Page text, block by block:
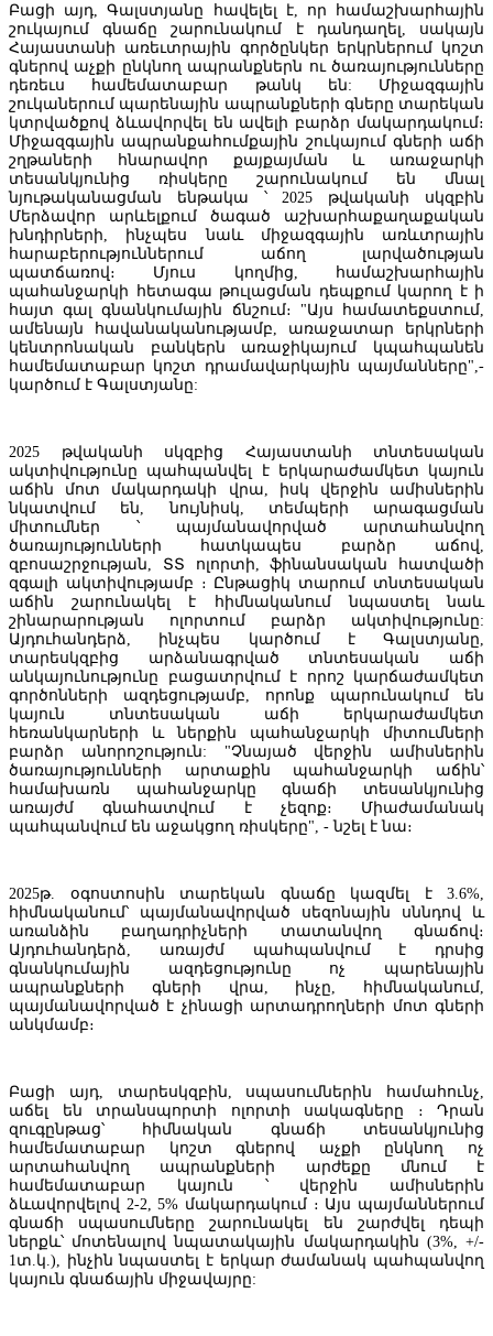
Մալթայում գործող Random Systems International LLC ընկերությունը
կկարգավորի խաղատների գործունեությունը Հայաստանում
Հայաստանում ճանապարհաշինարարության ծրագրի
իրականացումը շարունակելու համար կհատկացվի 19.6 միլիարդ
IDBank-ը ներկայացնում է նոր Mastercard World քարտը՝
ճանապարհորդական առավելություններով և հատուկ արշավով
Կոնվերս Բանկը և Visa-ն ընդլայնում են ռազմավարական
Բացի այդ, Գալստյանը հավելել է, որ համաշխարհային
շուկայում գնաճը շարունակում է դանդաղել, սակայն
Հայաստանի առեւտրային գործընկեր երկրներում կոշտ
գներով աչքի ընկնող ապրանքներն ու ծառայությունները
դեռեւս համեմատաբար թանկ են: Միջազգային
շուկաներում պարենային ապրանքների գները տարեկան
կտրվածքով ձևավորվել են ավելի բարձր մակարդակում։
Միջազգային ապրանքահումքային շուկայում գների աճի
շղթաների հնարավոր քայքայման և առաջարկի
տեսանկյունից ռիսկերը շարունակում են մնալ
նյութականացման ենթակա ՝ 2025 թվականի սկզբին
Մերձավոր արևելքում ծագած աշխարհաքաղաքական
խնդիրների, ինչպես նաև միջազգային առևտրային
հարաբերություններում աճող լարվածության
պատճառով։ Մյուս կողմից, համաշխարհային
պահանջարկի հետագա թուլացման դեպքում կարող է ի
հայտ գալ գնանկումային ճնշում։ "Այս համատեքստում,
ամենայն հավանականությամբ, առաջատար երկրների
կենտրոնական բանկերն առաջիկայում կպահպանեն
համեմատաբար կոշտ դրամավարկային պայմանները",-
կարծում է Գալստյանը:
2025 թվականի սկզբից Հայաստանի տնտեսական
ակտիվությունը պահպանվել է երկարաժամկետ կայուն
աճին մոտ մակարդակի վրա, իսկ վերջին ամիսներին
նկատվում են, նույնիսկ, տեմպերի արագացման
միտումներ ՝ պայմանավորված արտահանվող
ծառայությունների հատկապես բարձր աճով,
զբոսաշրջության, ՏՏ ոլորտի, ֆինանսական հատվածի
զգալի ակտիվությամբ ։ Ընթացիկ տարում տնտեսական
աճին շարունակել է հիմնականում նպաստել նաև
շինարարության ոլորտում բարձր ակտիվությունը:
Այդուհանդերձ, ինչպես կարծում է Գալստյանը,
տարեսկզբից արձանագրված տնտեսական աճի
անկայունությունը բացատրվում է որոշ կարճաժամկետ
գործոնների ազդեցությամբ, որոնք պարունակում են
կայուն տնտեսական աճի երկարաժամկետ
հեռանկարների և ներքին պահանջարկի միտումների
բարձր անորոշություն: "Չնայած վերջին ամիսներին
ծառայությունների արտաքին պահանջարկի աճին՝
համախառն պահանջարկը գնաճի տեսանկյունից
առայժմ գնահատվում է չեզոք։ Միաժամանակ
պահպանվում են աջակցող ռիսկերը", - նշել է նա։
2025թ. օգոստոսին տարեկան գնաճը կազմել է 3.6%,
հիմնականում՝ պայմանավորված սեզոնային սննդով և
առանձին բաղադրիչների տատանվող գնաճով։
Այդուհանդերձ, առայժմ պահպանվում է դրսից
գնանկումային ազդեցությունը ոչ պարենային
ապրանքների գների վրա, ինչը, հիմնականում,
պայմանավորված է չինացի արտադրողների մոտ գների
անկմամբ։
Բացի այդ, տարեսկզբին, սպասումներին համահունչ,
աճել են տրանսպորտի ոլորտի սակագները ։ Դրան
զուգընթաց՝ հիմնական գնաճի տեսանկյունից
համեմատաբար կոշտ գներով աչքի ընկնող ոչ
արտահանվող ապրանքների արժեքը մնում է
համեմատաբար կայուն ՝ վերջին ամիսներին
ձևավորվելով 2-2, 5% մակարդակում ։ Այս պայմաններում
գնաճի սպասումները շարունակել են շարժվել դեպի
ներքև՝ մոտենալով նպատակային մակարդակին (3%, +/-
1տ.կ.), ինչին նպաստել է երկար ժամանակ պահպանվող
կայուն գնաճային միջավայրը: